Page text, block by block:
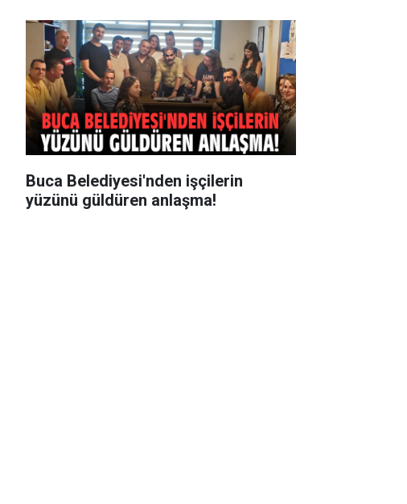
Buca Belediyesi'nden işçilerin
yüzünü güldüren anlaşma!